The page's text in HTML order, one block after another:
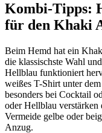
Kombi-Tipps:
für den Khaki
Beim Hemd hat ein
die klassischste Wahl
Hellblau funktioniert
weißes T-Shirt unter
besonders bei Cocktail
oder Hellblau verstärken
Vermeide gelbe oder
Anzug.